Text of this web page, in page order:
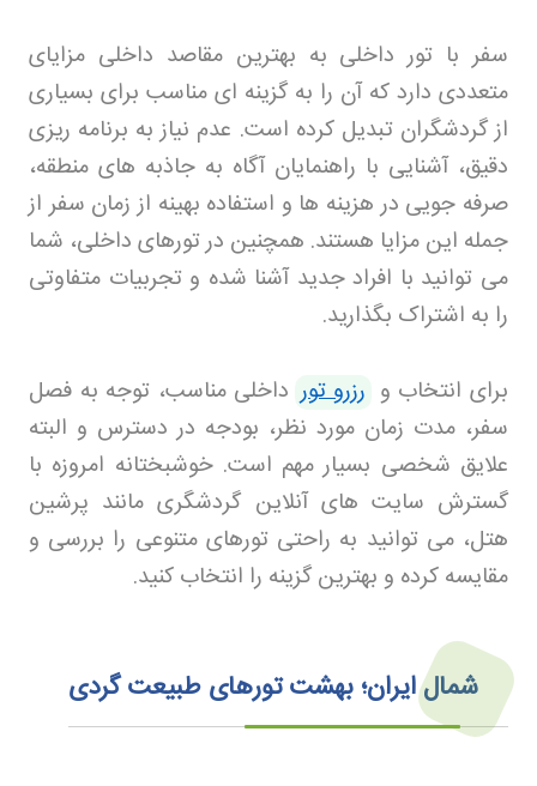
سفر با تور داخلی به بهترین مقاصد داخلی مزایای
متعددی دارد که آن را به گزینه ای مناسب برای بسیاری
از گردشگران تبدیل کرده است. عدم نیاز به برنامه ریزی
دقیق، آشنایی با راهنمایان آگاه به جاذبه های منطقه،
صرفه جویی در هزینه ها و استفاده بهینه از زمان سفر از
جمله این مزایا هستند. همچنین در تورهای داخلی، شما
می توانید با افراد جدید آشنا شده و تجربیات متفاوتی
را به اشتراک بگذارید.
برای انتخاب و رزرو تور داخلی مناسب، توجه به فصل
سفر، مدت زمان مورد نظر، بودجه در دسترس و البته
علایق شخصی بسیار مهم است. خوشبختانه امروزه با
گسترش سایت های آنلاین گردشگری مانند پرشین
هتل، می توانید به راحتی تورهای متنوعی را بررسی و
مقایسه کرده و بهترین گزینه را انتخاب کنید.
شمال ایران؛ بهشت تورهای طبیعت‌ گردی